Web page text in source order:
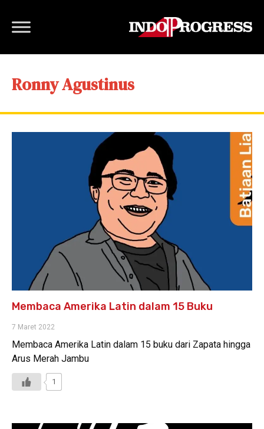
Ronny Agustinus
Membaca Amerika Latin dalam 15 Buku
7 Maret 2022
Membaca Amerika Latin dalam 15 buku dari Zapata hingga
Arus Merah Jambu
1